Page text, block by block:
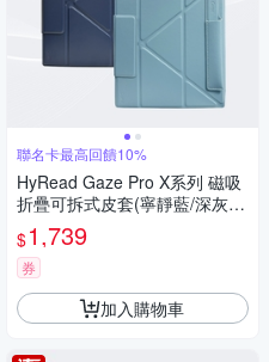
聯名卡最高回饋10%
HyRead Gaze Pro X系列 磁吸
折疊可拆式皮套(寧靜藍/深灰
藍)
$1,739
券
加入購物車